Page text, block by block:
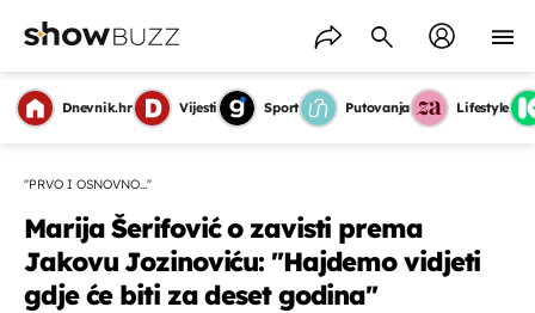
Dnevnik.hr Vijesti Sport Putovanja Lifestyle
''PRVO I OSNOVNO...''
Marija Šerifović o zavisti prema
Jakovu Jozinoviću: ''Hajdemo vidjeti
gdje će biti za deset godina''